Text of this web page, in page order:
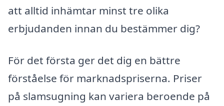
att alltid inhämtar minst tre olika
erbjudanden innan du bestämmer dig?
För det första ger det dig en bättre
förståelse för marknadspriserna. Priser
på slamsugning kan variera beroende på